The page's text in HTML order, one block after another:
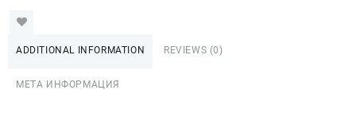
ADDITIONAL INFORMATION REVIEWS (0)
МЕТА ИНФОРМАЦИЯ